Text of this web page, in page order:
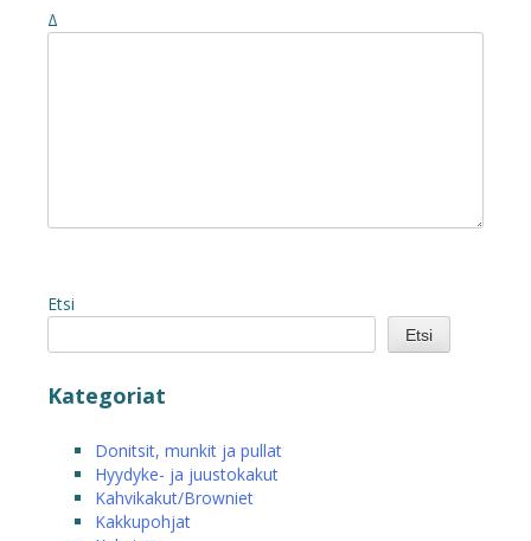
Δ
Etsi
Etsi
Kategoriat
Donitsit, munkit ja pullat
Hyydyke- ja juustokakut
Kahvikakut/Browniet
Kakkupohjat